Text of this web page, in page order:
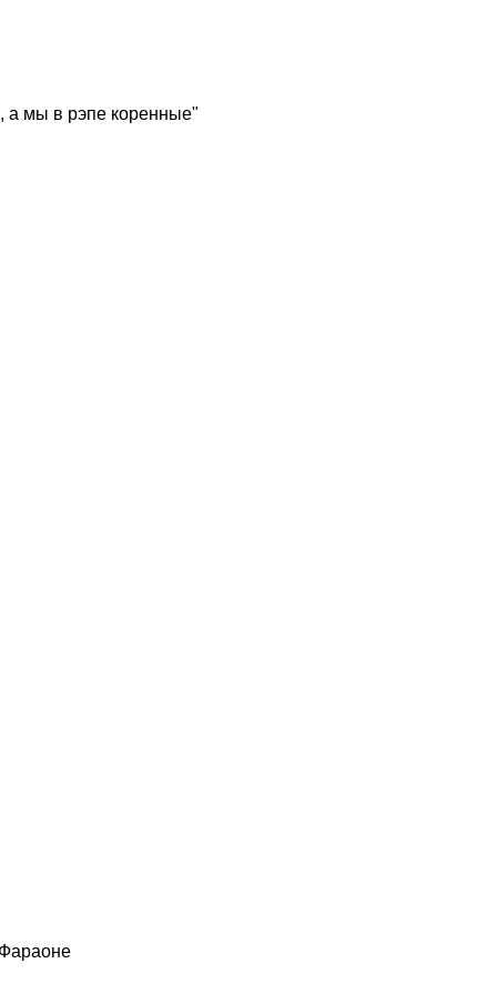
а мы в рэпе коренные"